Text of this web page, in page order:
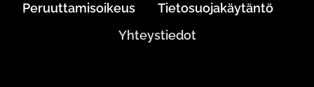
Peruuttamisoikeus
Tietosuojakäytäntö
Yhteystiedot